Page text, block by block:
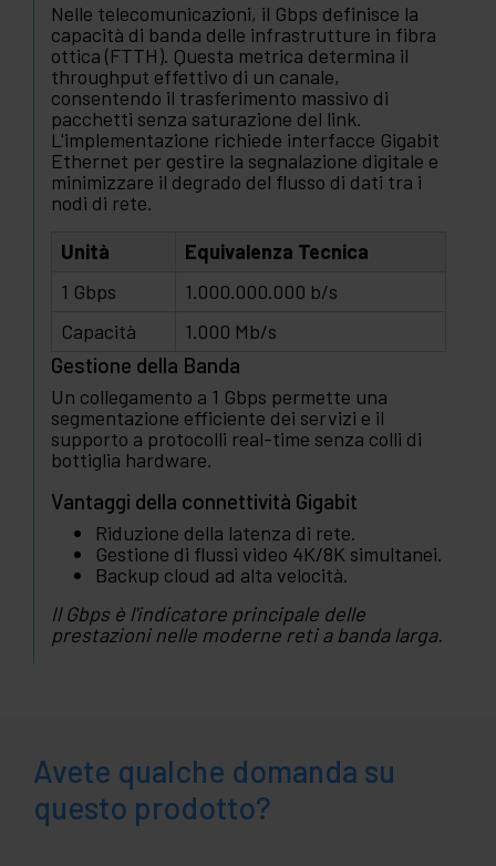
Nelle telecomunicazioni, il Gbps definisce la
capacità di banda delle infrastrutture in fibra
ottica (FTTH). Questa metrica determina il
throughput effettivo di un canale,
consentendo il trasferimento massivo di
pacchetti senza saturazione del link.
L'implementazione richiede interfacce Gigabit
Ethernet per gestire la segnalazione digitale e
minimizzare il degrado del flusso di dati tra i
nodi di rete.
Unità
Equivalenza Tecnica
1 Gbps
1.000.000.000 b/s
Capacità
1.000 Mb/s
Gestione della Banda
Un collegamento a 1 Gbps permette una
segmentazione efficiente dei servizi e il
supporto a protocolli real-time senza colli di
bottiglia hardware.
Vantaggi della connettività Gigabit
Riduzione della latenza di rete.
Gestione di flussi video 4K/8K simultanei.
Backup cloud ad alta velocità.
Il Gbps è l'indicatore principale delle
prestazioni nelle moderne reti a banda larga.
Avete qualche domanda su
questo prodotto?